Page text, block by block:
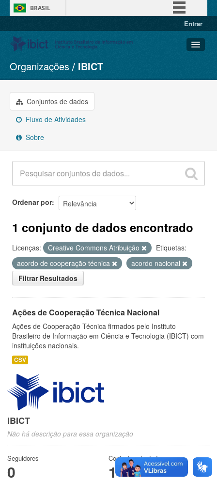
BRASIL
Entrar
Conjuntos de dados
Organizações
Grupos
Sobre
Organizações IBICT
Conjuntos de dados
Fluxo de Atividades
Sobre
Ordenar por
1 conjunto de dados encontrado
Licenças: Creative Commons Atribuição
Etiquetas:
acordo de cooperação técnica
acordo nacional
Filtrar Resultados
Ações de Cooperação Técnica Nacional
Ações de Cooperação Técnica firmados pelo Instituto
Brasileiro de Informação em Ciência e Tecnologia (IBICT) com
instituições nacionais.
CSV
IBICT
Não há descrição para essa organização
Seguidores
0
Conjuntos de dados
1